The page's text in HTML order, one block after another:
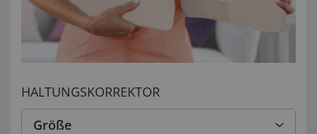
HALTUNGSKORREKTOR
Größe